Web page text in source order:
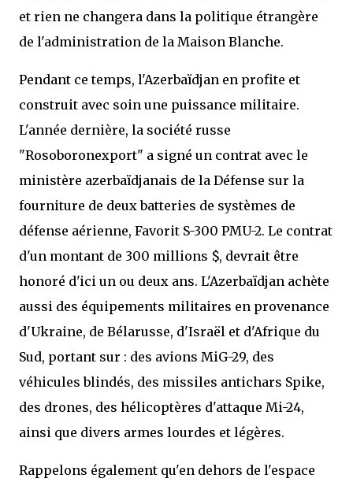
et rien ne changera dans la politique étrangère
de l'administration de la Maison Blanche.
Pendant ce temps, l'Azerbaïdjan en profite et
construit avec soin une puissance militaire.
L'année dernière, la société russe
"Rosoboronexport" a signé un contrat avec le
ministère azerbaïdjanais de la Défense sur la
fourniture de deux batteries de systèmes de
défense aérienne, Favorit S-300 PMU-2. Le contrat
d'un montant de 300 millions $, devrait être
honoré d'ici un ou deux ans. L'Azerbaïdjan achète
aussi des équipements militaires en provenance
d'Ukraine, de Bélarusse, d'Israël et d'Afrique du
Sud, portant sur : des avions MiG-29, des
véhicules blindés, des missiles antichars Spike,
des drones, des hélicoptères d'attaque Mi-24,
ainsi que divers armes lourdes et légères.
Rappelons également qu'en dehors de l'espace